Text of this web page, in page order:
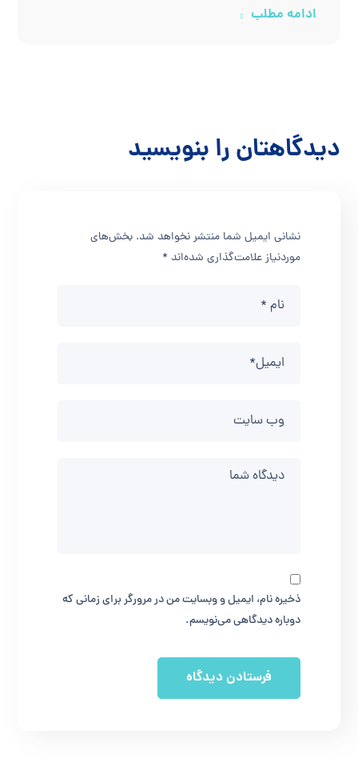
ادامه مطلب
دیدگاهتان را بنویسید
نشانی ایمیل شما منتشر نخواهد شد. بخش‌های
موردنیاز علامت‌گذاری شده‌اند*
ذخیره نام، ایمیل و وبسایت من در مرورگر برای زمانی که
دوباره دیدگاهی می‌نویسم.